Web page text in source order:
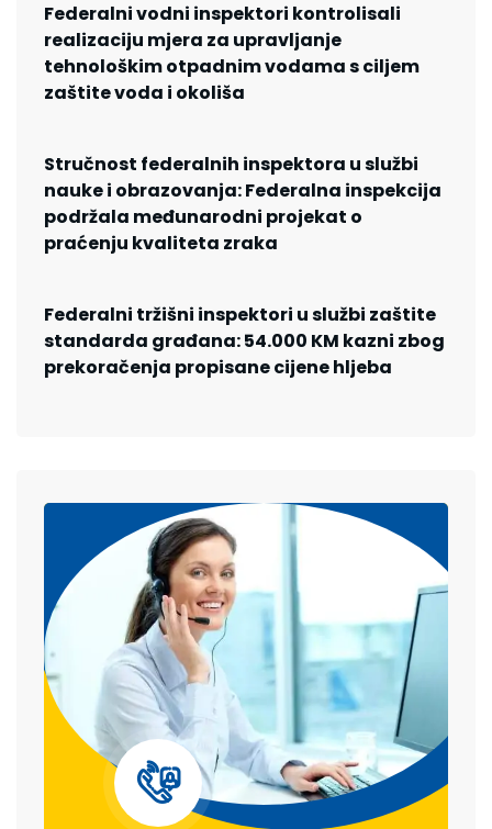
Federalni vodni inspektori kontrolisali
realizaciju mjera za upravljanje
tehnološkim otpadnim vodama s ciljem
zaštite voda i okoliša
Stručnost federalnih inspektora u službi
nauke i obrazovanja: Federalna inspekcija
podržala međunarodni projekat o
praćenju kvaliteta zraka
Federalni tržišni inspektori u službi zaštite
standarda građana: 54.000 KM kazni zbog
prekoračenja propisane cijene hljeba